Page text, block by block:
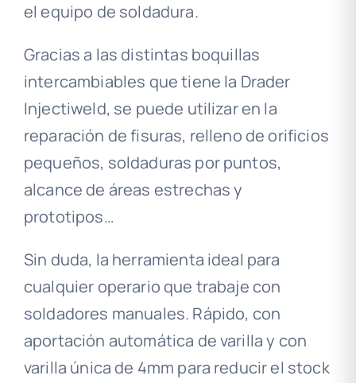
el equipo de soldadura.
Gracias a las distintas boquillas
intercambiables que tiene la Drader
Injectiweld, se puede utilizar en la
reparación de fisuras, relleno de orificios
pequeños, soldaduras por puntos,
alcance de áreas estrechas y
prototipos…
Sin duda, la herramienta ideal para
cualquier operario que trabaje con
soldadores manuales. Rápido, con
aportación automática de varilla y con
varilla única de 4mm para reducir el stock